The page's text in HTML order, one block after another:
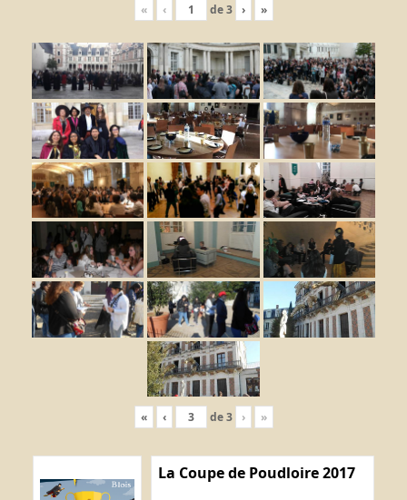
« ‹ de3 › »
« ‹ de3 › »
La Coupe de Poudloire 2017